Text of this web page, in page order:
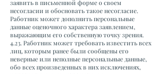
заявить в письменной форме о своем
несогласии и обосновать такое несогласие.
Работник может дополнить персональные
данные оценочного характера заявлением,
выражающим его собственную точку зрения.
4.23. Работник может требовать известить всех
лиц, которым ранее были сообщены его
неверные или неполные персональные данные,
обо всех произведенных в них исключениях,